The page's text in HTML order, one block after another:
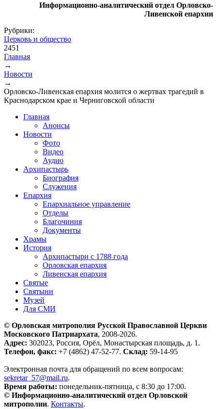
Информационно-аналитический отдел Орловско-
Ливенской епархии
Рубрики:
Церковь и общество
2451
Вы здесь
Главная
→
Новости
→
Орловско-Ливенская епархия молится о жертвах трагедий в
Краснодарском крае и Черниговской области
Главная
Анонсы
Новости
Фото
Видео
Аудио
Архипастырь
Биография
Служения
Епархия
Епархиальное управление
Отделы
Благочиния
Документы
Храмы
История
Архипастыри с 1788 года
Орловская епархия
Ливенская епархия
Святые
Святыни
Музей
Для СМИ
© Орловская митрополия Русской Православной Церкви
Московского Патриархата, 2008-2026.
Адрес: 302023, Россия, Орёл, Монастырская площадь, д. 1.
Телефон, факс: +7 (4862) 47-52-77. Склад: 59-14-95
Электронная почта для обращений по всем вопросам:
sekretar_57@mail.ru.
Время работы: понедельник-пятница, с 8:30 до 17:00.
© Информационно-аналитический отдел Орловской
митрополии. Контакты.